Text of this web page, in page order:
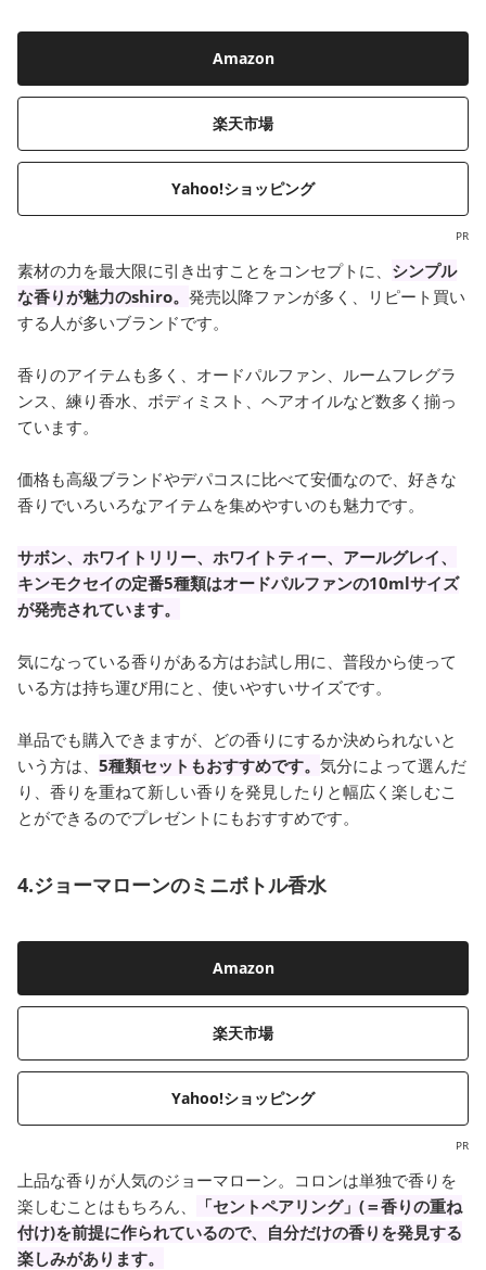
Amazon
楽天市場
Yahoo!ショッピング
PR
素材の力を最大限に引き出すことをコンセプトに、 シンプル
な香りが魅力のshiro。 発売以降ファンが多く、リピート買い
する人が多いブランドです。
香りのアイテムも多く、オードパルファン、ルームフレグラ
ンス、練り香水、ボディミスト、ヘアオイルなど数多く揃っ
ています。
価格も高級ブランドやデパコスに比べて安価なので、好きな
香りでいろいろなアイテムを集めやすいのも魅力です。
サボン、ホワイトリリー、ホワイトティー、アールグレイ、
キンモクセイの定番5種類はオードパルファンの10mlサイズ
が発売されています。
気になっている香りがある方はお試し用に、普段から使って
いる方は持ち運び用にと、使いやすいサイズです。
単品でも購入できますが、どの香りにするか決められないと
いう方は、 5種類セットもおすすめです。 気分によって選んだ
り、香りを重ねて新しい香りを発見したりと幅広く楽しむこ
とができるのでプレゼントにもおすすめです。
4.ジョーマローンのミニボトル香水
Amazon
楽天市場
Yahoo!ショッピング
PR
上品な香りが人気のジョーマローン。コロンは単独で香りを
楽しむことはもちろん、
「セントペアリング」(＝香りの重ね
付け)を前提に作られているので、自分だけの香りを発見する
楽しみがあります。